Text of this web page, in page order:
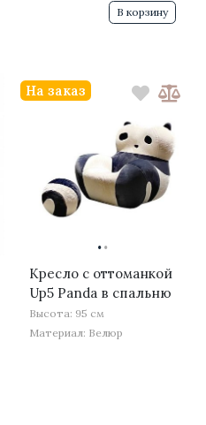
В корзину
··
Кресло с оттоманкой
Up5 Panda в спальню
Высота: 95 см
Материал: Велюр
На заказ